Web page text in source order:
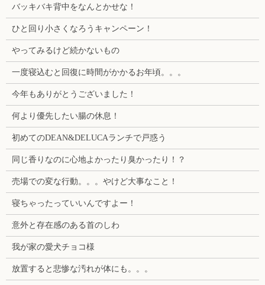
バッキバキ背中をなんとかせな！
ひと回り小さくなろうキャンペーン！
やってみるけど続かないもの
一度寝込むと回復に時間がかかるお年頃。。。
今年もありがとうございました！
何より優先したい腸の休息！
初めてのDEAN&DELUCAランチで戸惑う
同じ香りなのに心地よかったり臭かったり！？
売場での変な行動。。。やけど大事なこと！
寝ちゃったっていいんですよー！
意外と存在感のある首のしわ
我が家の愛犬チョコ様
放置すると悲惨な汚れが体にも。。。